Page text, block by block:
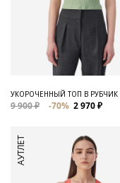
УКОРОЧЕННЫЙ ТОП В РУБЧИК
9 900 ₽ -70% 2 970 ₽
АУТЛЕТ